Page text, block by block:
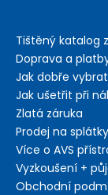
Tištěný katalog
Doprava a
Jak dobře
Jak ušetřit při
Zlatá záruka
Prodej na
Více o AVS
Vyzkoušení +
Obchodní